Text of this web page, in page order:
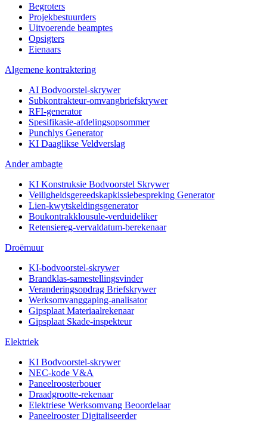
Begroters
Projekbestuurders
Uitvoerende beamptes
Opsigters
Eienaars
Algemene kontraktering
AI Bodvoorstel-skrywer
Subkontrakteur-omvangbriefskrywer
RFI-generator
Spesifikasie-afdelingsopsommer
Punchlys Generator
KI Daaglikse Veldverslag
Ander ambagte
KI Konstruksie Bodvoorstel Skrywer
Veiligheidsgereedskapkissiebespreking Generator
Lien-kwytskeldingsgenerator
Boukontrakklousule-verduideliker
Retensiereg-vervaldatum-berekenaar
Droëmuur
KI-bodvoorstel-skrywer
Brandklas-samestellingsvinder
Veranderingsopdrag Briefskrywer
Werksomvanggaping-analisator
Gipsplaat Materiaalrekenaar
Gipsplaat Skade-inspekteur
Elektriek
KI Bodvoorstel-skrywer
NEC-kode V&A
Paneelroosterbouer
Draadgrootte-rekenaar
Elektriese Werksomvang Beoordelaar
Paneelrooster Digitaliseerder